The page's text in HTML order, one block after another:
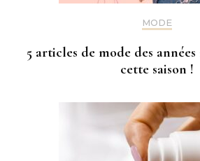
MODE
5 articles de mode des
cette saison !